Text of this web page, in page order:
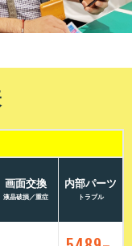
画面交換
液晶破損／重症
内部パーツ
トラブル